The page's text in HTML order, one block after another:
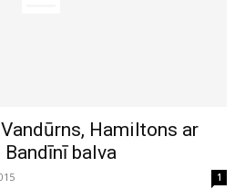
Hamiltons ar
balva
1